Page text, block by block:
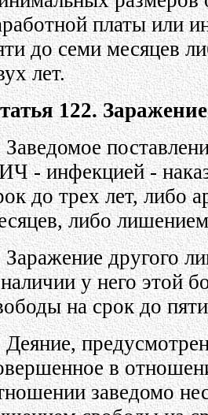
платы или
до семи месяцев
лет.
122.
Заведомое
- инфекцией -
до трех лет, либо
либо
Заражение другого
у него этой
на срок до
Деяние,
в
заведомо